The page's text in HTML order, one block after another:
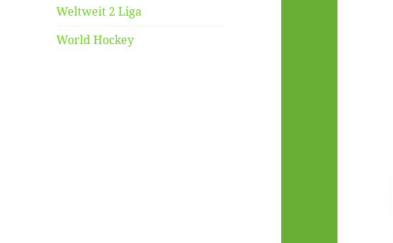
Weltweit 2 Liga
World Hockey